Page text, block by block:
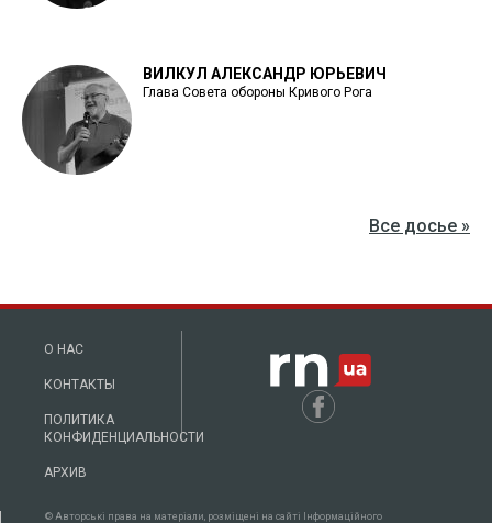
ВИЛКУЛ АЛЕКСАНДР ЮРЬЕВИЧ
Глава Совета обороны Кривого Рога
Все досье »
О НАС
КОНТАКТЫ
ПОЛИТИКА
КОНФИДЕНЦИАЛЬНОСТИ
АРХИВ
© Авторські права на матеріали, розміщені на сайті Інформаційного